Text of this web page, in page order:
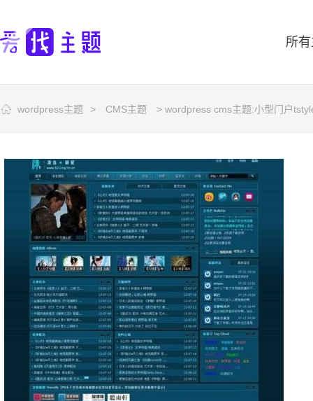
所
wordpress主题 > CMS主题 > wordpress cms主题:小型门户